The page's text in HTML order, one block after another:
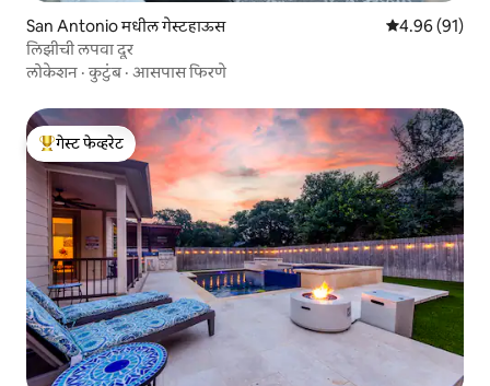
San Antonio मधील गेस्टहाऊस 5 पैकी 4.96
4.96 (91)
लिझीची लपवा दूर
लोकेशन ·कुटुंब· आसपास फिरणे
टॉप गेस्ट फेव्हरेट
गेस्ट फेव्हरेट